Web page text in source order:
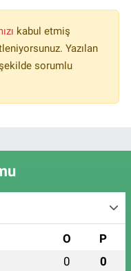
kabul etmiş
Yazılan
sorumlu
O P
0 0